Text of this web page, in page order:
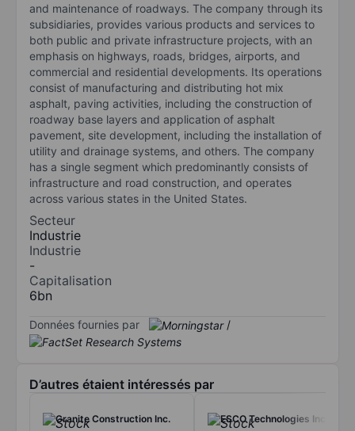
and maintenance of roadways. The company through its
subsidiaries, provides various products and services to
both public and private infrastructure projects, with an
emphasis on highways, roads, bridges, airports, and
commercial and residential developments. Its operations
consist of manufacturing and distributing hot mix
asphalt, paving activities, including the construction of
roadway base layers and application of asphalt
pavement, site development, including the installation of
utility and drainage systems, and others. The company
has a single segment which predominantly consists of
infrastructure and road construction, and operates
across various states in the United States.
Secteur
Industrie
Industrie
-
Capitalisation
6bn
Données fournies par /
D’autres étaient intéressés par
Granite Construction Inc. ESCO Technologies Inc.